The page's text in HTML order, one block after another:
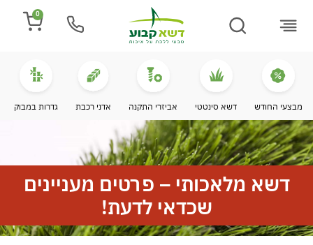
0
מבצעי החודש דשא סינטטי אביזרי התקנה אדני רכבת גדרות במבוק
דשא מלאכותי – פרטים מעניינים
שכדאי לדעת!